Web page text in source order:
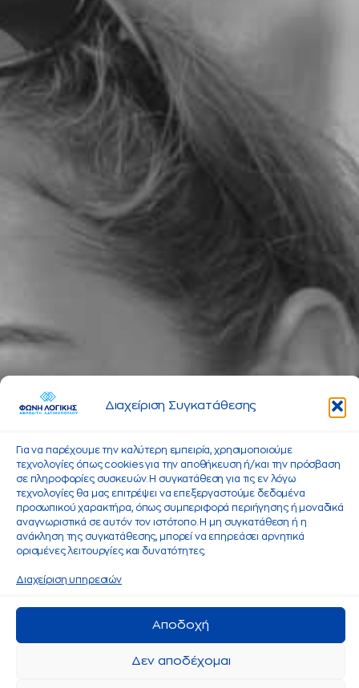
Διαχείριση Συγκατάθεσης
Για να παρέχουμε την καλύτερη εμπειρία, χρησιμοποιούμε
τεχνολογίες όπως cookies για την αποθήκευση ή/και την πρόσβαση
σε πληροφορίες συσκευών. Η συγκατάθεση για τις εν λόγω
τεχνολογίες θα μας επιτρέψει να επεξεργαστούμε δεδομένα
προσωπικού χαρακτήρα, όπως συμπεριφορά περιήγησης ή μοναδικά
αναγνωριστικά σε αυτόν τον ιστότοπο. Η μη συγκατάθεση ή η
ανάκληση της συγκατάθεσης, μπορεί να επηρεάσει αρνητικά
ορισμένες λειτουργίες και δυνατότητες.
Διαχείριση υπηρεσιών
Αποδοχή
Δεν αποδέχομαι